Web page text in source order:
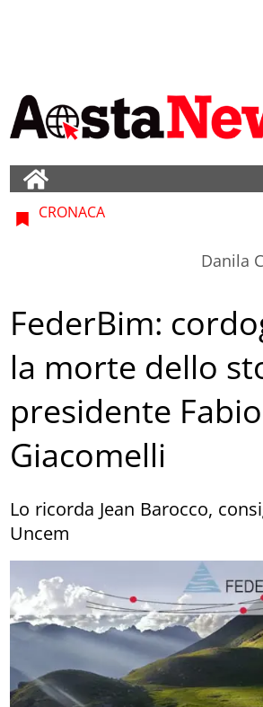
CRONACA
Danila
FederBim:
la morte dello
presidente Fabio
Giacomelli
Lo ricorda Jean Barocco,
Uncem